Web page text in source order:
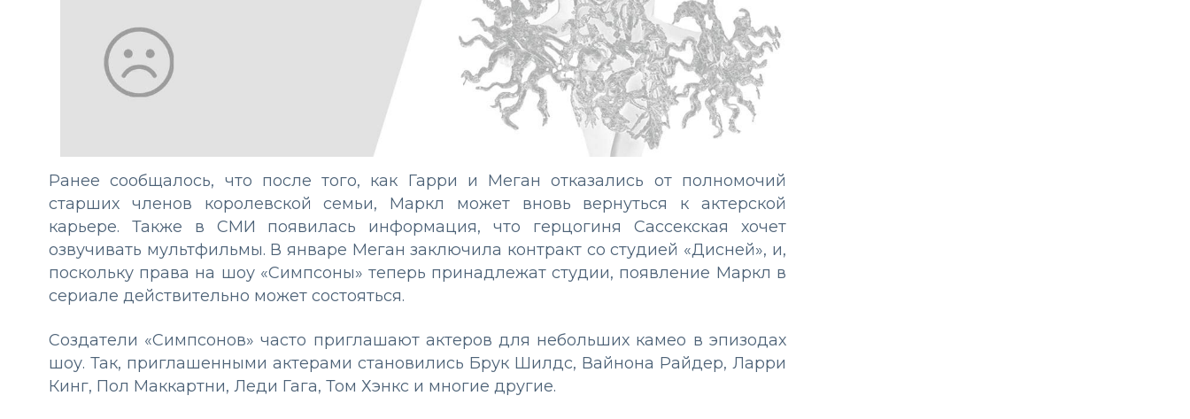
Ранее сообщалось, что после того, как Гарри и Меган отказались от полномочий
старших членов королевской семьи, Маркл может вновь вернуться к актерской
карьере. Также в СМИ появилась информация, что герцогиня Сассекская хочет
озвучивать мультфильмы. В январе Меган заключила контракт со студией «Дисней», и,
поскольку права на шоу «Симпсоны» теперь принадлежат студии, появление Маркл в
сериале действительно может состояться.
Создатели «Симпсонов» часто приглашают актеров для небольших камео в эпизодах
шоу. Так, приглашенными актерами становились Брук Шилдс, Вайнона Райдер, Ларри
Кинг, Пол Маккартни, Леди Гага, Том Хэнкс и многие другие.